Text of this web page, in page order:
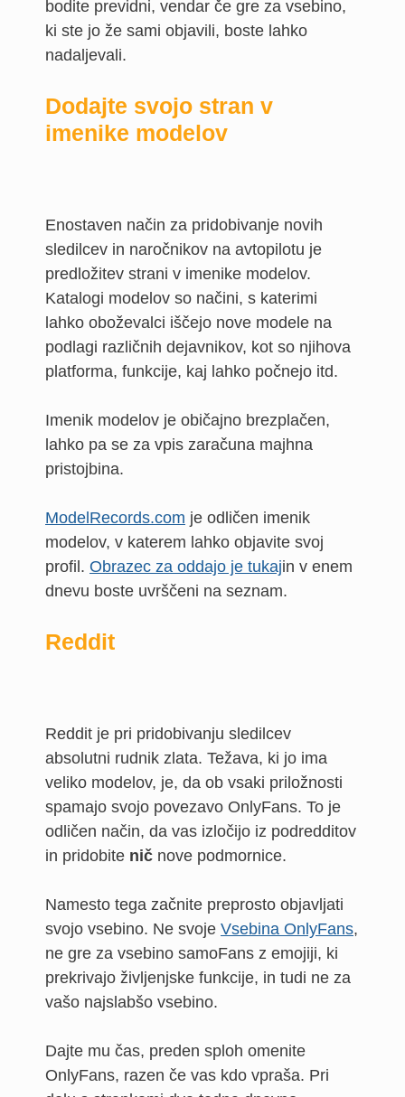
bodite previdni, vendar če gre za vsebino,
ki ste jo že sami objavili, boste lahko
nadaljevali.
Dodajte svojo stran v
imenike modelov
Enostaven način za pridobivanje novih
sledilcev in naročnikov na avtopilotu je
predložitev strani v imenike modelov.
Katalogi modelov so načini, s katerimi
lahko oboževalci iščejo nove modele na
podlagi različnih dejavnikov, kot so njihova
platforma, funkcije, kaj lahko počnejo itd.
Imenik modelov je običajno brezplačen,
lahko pa se za vpis zaračuna majhna
pristojbina.
ModelRecords.com je odličen imenik
modelov, v katerem lahko objavite svoj
profil. Obrazec za oddajo je tukajin v enem
dnevu boste uvrščeni na seznam.
Reddit
Reddit je pri pridobivanju sledilcev
absolutni rudnik zlata. Težava, ki jo ima
veliko modelov, je, da ob vsaki priložnosti
spamajo svojo povezavo OnlyFans. To je
odličen način, da vas izločijo iz podredditov
in pridobite nič nove podmornice.
Namesto tega začnite preprosto objavljati
svojo vsebino. Ne svoje Vsebina OnlyFans,
ne gre za vsebino samoFans z emojiji, ki
prekrivajo življenjske funkcije, in tudi ne za
vašo najslabšo vsebino.
Dajte mu čas, preden sploh omenite
OnlyFans, razen če vas kdo vpraša. Pri